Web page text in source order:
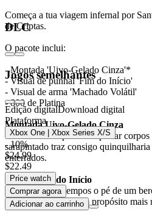
Começa a tua viagem infernal por
de Criptas.
O pacote inclui:
- Montada 'Uivo-Gelado Cinza'*
- Visual de punhal 'Fim do Início'
- Visual de arma 'Machado Volátil'
- 800 de Platina
Montada Uivo-Gelado Cinza
Outrora usado para transportar
sarapintado traz consigo
enterrados.
Punhal Fim do Início
Tendo sido em tempos o pé de um
afiado serve agora um propósito mais
DLC
Jogos semelhantes
Edição digitalDownload digital
Plataforma
Xbox One | Xbox Series X/S
- 10%
$24.99
$22.49
Price watch
Comprar agora
Adicionar ao carrinho